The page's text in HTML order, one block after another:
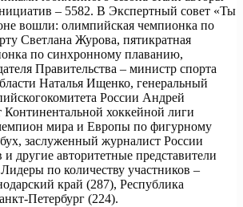
– 5582. В Экспертный совет «Ты
вошли: олимпийская чемпионка по
Светлана Журова, пятикратная
по синхронному плаванию,
Правительства – министр спорта
Наталья Ищенко, генеральный
России Андрей
Континентальной хоккейной лиги
мира и Европы по фигурному
заслуженный журналист России
другие авторитетные представители
по количеству участников –
край (287), Республика
Петербург (224).